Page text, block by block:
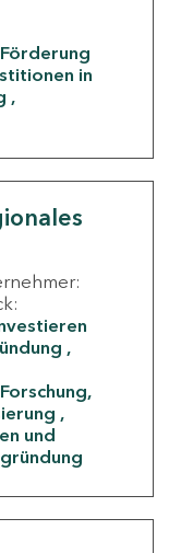
Förderung
in
Forschung,
und